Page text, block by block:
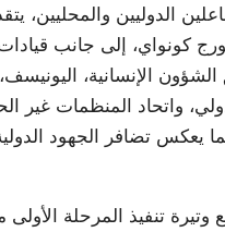
الدوليين والمحليين،
كونواي، إلى جانب
الإنسانية،
واتحاد المنظمات غير
يعكس تضافر الجهود